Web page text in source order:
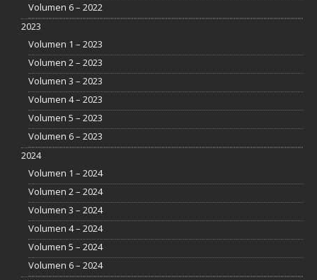
Volumen 6 – 2022
2023
Volumen 1 – 2023
Volumen 2 – 2023
Volumen 3 – 2023
Volumen 4 – 2023
Volumen 5 – 2023
Volumen 6 – 2023
2024
Volumen 1 – 2024
Volumen 2 – 2024
Volumen 3 – 2024
Volumen 4 – 2024
Volumen 5 – 2024
Volumen 6 – 2024